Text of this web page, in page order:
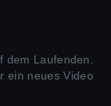
Laufenden.
ein neues Video